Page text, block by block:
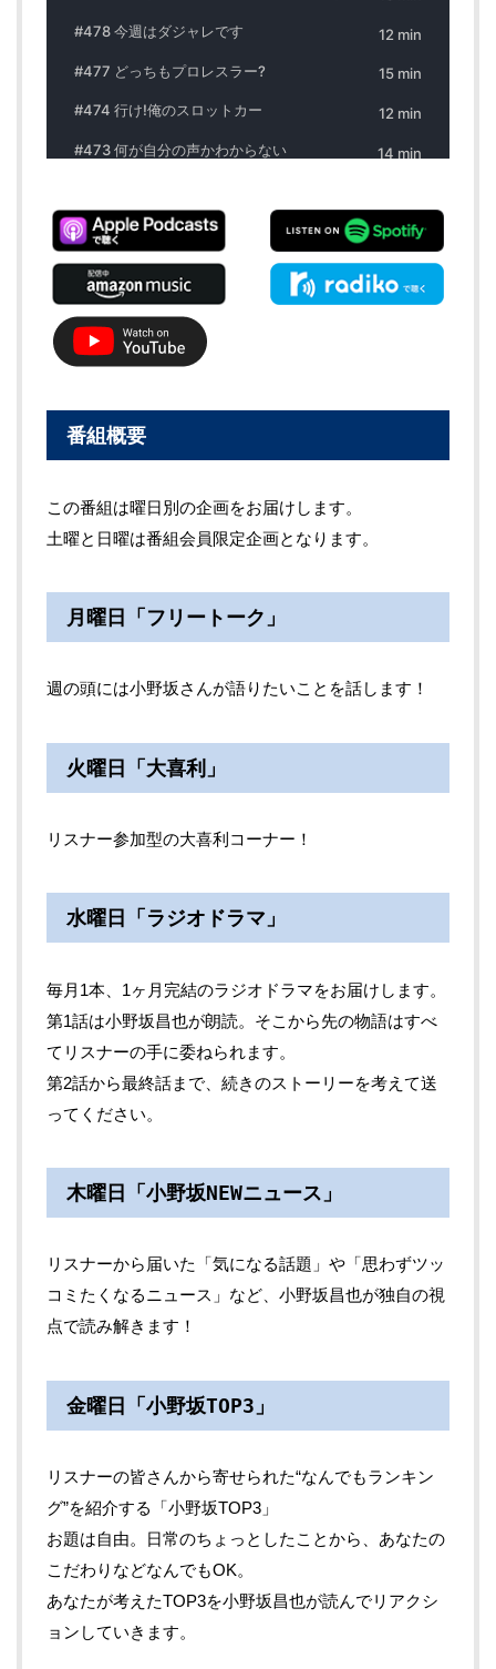
番組概要
この番組は曜日別の企画をお届けします。
土曜と日曜は番組会員限定企画となります。
月曜日「フリートーク」
週の頭には小野坂さんが語りたいことを話します！
火曜日「大喜利」
リスナー参加型の大喜利コーナー！
水曜日「ラジオドラマ」
毎月1本、1ヶ月完結のラジオドラマをお届けします。
第1話は小野坂昌也が朗読。そこから先の物語はすべ
てリスナーの手に委ねられます。
第2話から最終話まで、続きのストーリーを考えて送
ってください。
木曜日「小野坂NEWニュース」
リスナーから届いた「気になる話題」や「思わずツッ
コミたくなるニュース」など、小野坂昌也が独自の視
点で読み解きます！
金曜日「小野坂TOP3」
リスナーの皆さんから寄せられた“なんでもランキン
グ”を紹介する「小野坂TOP3」
お題は自由。日常のちょっとしたことから、あなたの
こだわりなどなんでもOK。
あなたが考えたTOP3を小野坂昌也が読んでリアクシ
ョンしていきます。